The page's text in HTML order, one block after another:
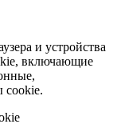
и устройства
включающие
cookie.